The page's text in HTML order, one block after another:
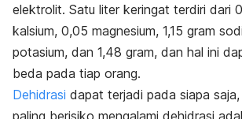
elektrolit. Satu liter keringat terdiri dari
kalsium, 0,05 magnesium, 1,15 gram
potasium, dan 1,48 gram, dan hal ini
beda pada tiap orang.
Dehidrasi dapat terjadi pada siapa